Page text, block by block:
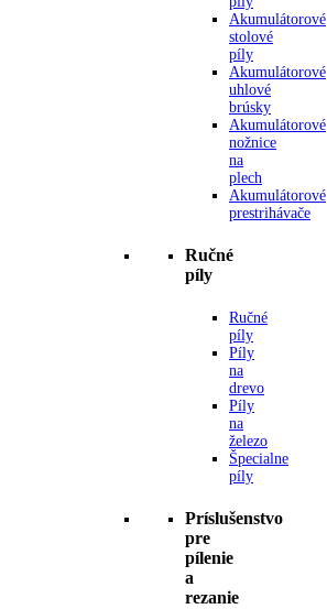
Akumulátorové
stolové
píly
Akumulátorové
uhlové
brúsky
Akumulátorové
nožnice
na
plech
Akumulátorové
prestrihávače
Ručné
píly
Ručné
píly
Píly
na
drevo
Píly
na
železo
Špecialne
píly
Príslušenstvo
pre
pílenie
a
rezanie